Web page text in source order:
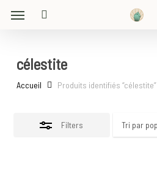
content
Menu
célestite
Accueil Produits identifiés “célestite”
Filters